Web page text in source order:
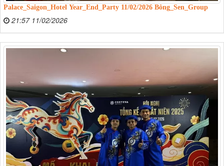
Palace_Saigon_Hotel Year_End_Party 11/02/2026 Bông_Sen_Group
21:57 11/02/2026